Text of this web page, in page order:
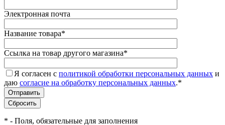
Электронная почта
Название товара*
Ссылка на товар другого магазина*
Я согласен с политикой обработки персональных данных и
даю согласие на обработку персональных данных.*
* - Поля, обязательные для заполнения